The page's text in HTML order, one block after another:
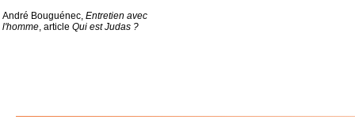
André Bouguénec, Entretien avec
l'homme, article Qui est Judas ?